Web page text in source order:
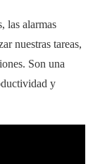
las alarmas
nuestras tareas,
Son una
y